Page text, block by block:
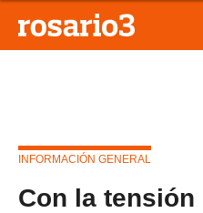
INFORMACIÓN GENERAL
Con la tensión